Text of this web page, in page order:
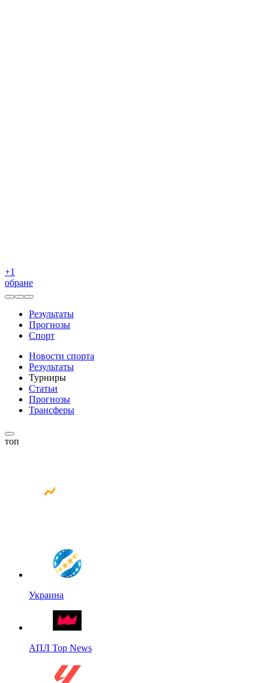
+1
обране
Результаты
Прогнозы
Спорт
Новости спорта
Результаты
Турниры
Статьи
Прогнозы
Трансферы
топ
Украина
АПЛ Top News